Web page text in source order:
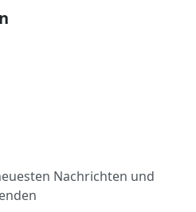
Nachrichten und